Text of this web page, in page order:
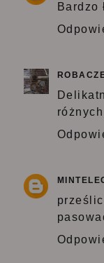
Bardzo